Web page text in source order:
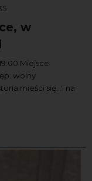
w
Miejsce
wolny
mieści się..." na
na łące, w